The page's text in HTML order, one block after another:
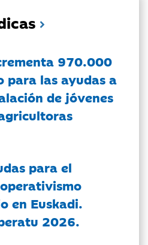
970.000
para las ayudas a
de jóvenes
para el
en Euskadi.
2026.